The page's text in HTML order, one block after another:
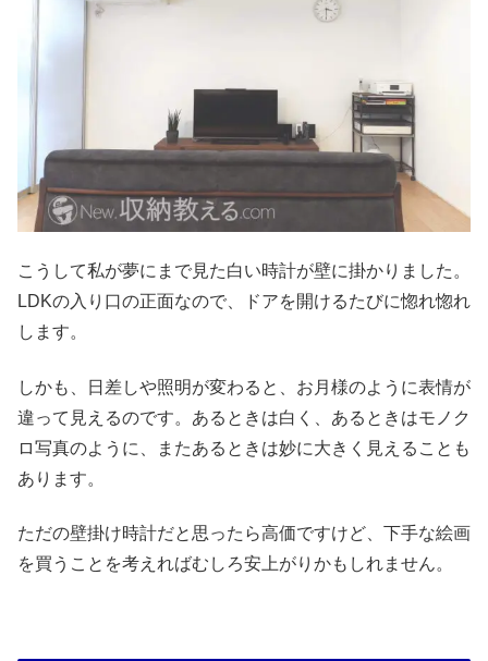
こうして私が夢にまで見た白い時計が壁に掛かりました。
LDKの入り口の正面なので、ドアを開けるたびに惚れ惚れ
します。
しかも、日差しや照明が変わると、お月様のように表情が
違って見えるのです。あるときは白く、あるときはモノク
ロ写真のように、またあるときは妙に大きく見えることも
あります。
ただの壁掛け時計だと思ったら高価ですけど、下手な絵画
を買うことを考えればむしろ安上がりかもしれません。